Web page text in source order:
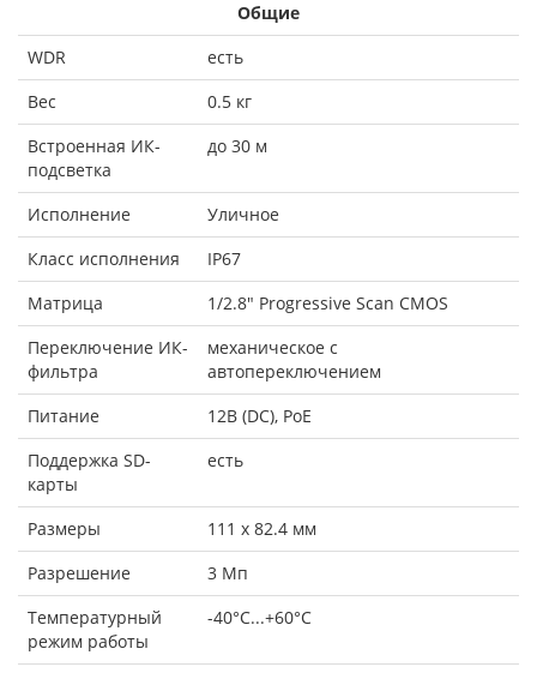
Общие
WDR
есть
Вес
0.5 кг
Встроенная ИК-
подсветка
до 30 м
Исполнение
Уличное
Класс исполнения
IP67
Матрица
1/2.8" Progressive Scan CMOS
Переключение ИК-
фильтра
механическое с
автопереключением
Питание
12В (DC), PoE
Поддержка SD-
карты
есть
Размеры
111 x 82.4 мм
Разрешение
3 Мп
Температурный
режим работы
-40°C...+60°C